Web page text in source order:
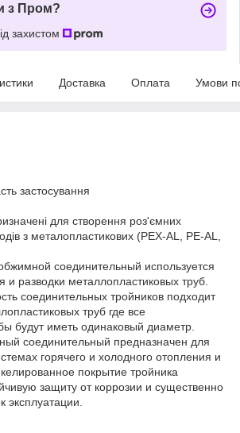
з Пром?
захистом
Доставка Оплата Умови
застосування
для створення роз'ємних
з металопластикових (PEX-AL, PE-AL,
соединительный используется
разводки металлопластиковых труб.
соединительных тройников подходит
труб где все
будут иметь одинаковый диаметр.
соединительный предназначен для
горячего и холодного отопления и
покрытие тройника
защиту от коррозии и существенно
эксплуатации.